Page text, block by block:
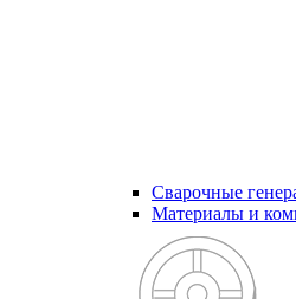
Cварочные
Материалы и